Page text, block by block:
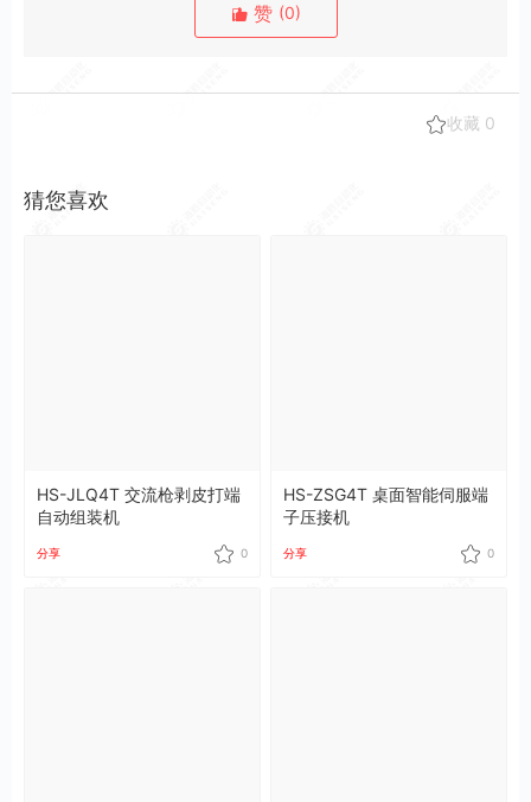
赞 (0)
收藏 0
猜您喜欢
HS-JLQ4T 交流枪剥皮打端
自动组装机
分享 0
HS-ZSG4T 桌面智能伺服端
子压接机
分享 0